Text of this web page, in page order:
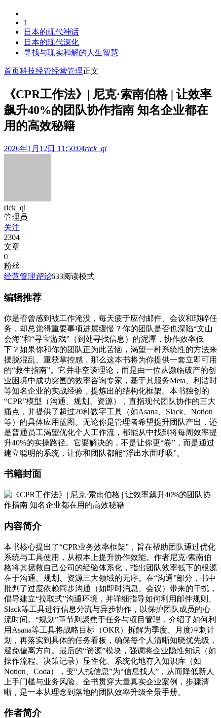
1
日本的现代神话
日本的现代深化
寻找与现实和解的人生智慧
首页科技经管经营管理正文
《CPR工作法》| 尼克·索南伯格 | 让效率
飙升40%的团队协作指南 知名企业都在
用的高效秘籍
2026年1月12日 11:50:04rick_qi
rick_qi
管理员
关注
2304
文章
0
粉丝
经营管理评论633阅读模式
编辑推荐
你是否曾感到被工作淹没，每天疲于应付邮件、会议和琐碎任
务，却总觉得重要事项进展缓慢？你的团队是否也深陷“文山
会海”和“寻宝游戏”（到处寻找信息）的泥潭，协作效率低
下？如果你和你的团队正为此苦恼，渴望一种系统性的方法来
摆脱混乱、重获掌控感，那么这本书将为你提供一套立即可用
的“救生指南”。它并非空谈理论，而是由一位从濒临破产的创
业困境中成功突围的效率咨询专家，基于其服务Meta、利洁时
等知名企业的实战经验，提炼出的结构化框架。本书独创的
“CPR”模型（沟通、规划、资源），直指现代团队协作的三大
痛点，并提供了超过20种数字工具（如Asana、Slack、Notion
等）的具体应用蓝图。无论你是管理者希望提升团队产出，还
是普通员工渴望优化个人工作流，都能从中找到将每周效率提
升40%的实操路径。它要解决的，不是让你更“卷”，而是通过
建立聪明的系统，让你和团队都能“浮出水面呼吸”。
书籍封面
内容简介
本书核心提出了“CPR业务效率框架”，旨在帮助团队通过优化
系统与工具使用，从根本上提升协作效能。作者尼克·索南伯
格将其拯救自己公司的经验体系化，指出团队效率低下的根源
在于沟通、规划、资源三大领域的无序。在“沟通”部分，书中
批判了过度依赖同步沟通（如即时消息、会议）带来的干扰，
倡导建立“拉取式”沟通环境，并详细指导如何利用邮件规则、
Slack等工具进行信息分流与异步协作，以保护团队成员的心
流时间。“规划”章节则聚焦于任务与项目管理，介绍了如何利
用Asana等工具将战略目标（OKR）拆解为季度、月度冲刺计
划，再落实到具体的任务看板，确保每个人清晰知晓优先级，
避免偏离方向。最后的“资源”模块，强调将企业隐性知识（如
操作流程、决策记录）显性化、系统化地存入知识库（如
Notion、Coda），变“人找信息”为“信息找人”，从而降低新人
上手门槛与业务风险。全书贯穿大量真实企业案例，步骤清
晰，是一本从理念到落地的团队效率升级全景手册。
作者简介